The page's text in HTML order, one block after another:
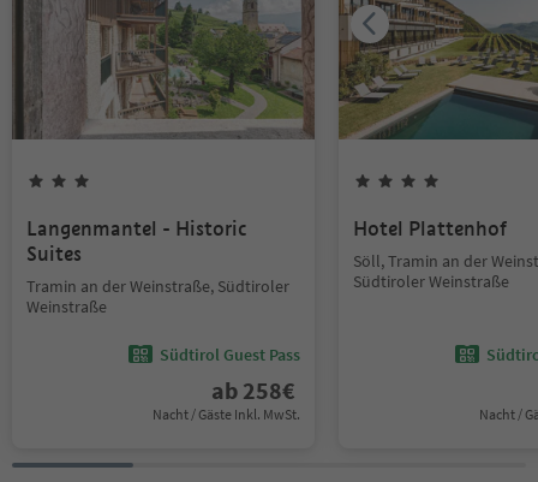
Langenmantel - Historic
Suites
Tramin an der Weinstraße, Südtiroler
Weinstraße
Südtirol Guest Pass
ab 258€
Nacht / Gäste Inkl. MwSt.
Hotel Plattenhof
Söll, Tramin an der
Südtiroler Weinstraße
Nacht /